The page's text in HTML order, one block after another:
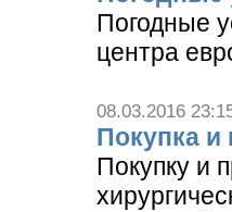
Погодные
центра
08.03.2016
Покупка и
Покупку и